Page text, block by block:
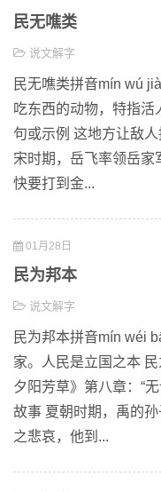
民无噍类
说文解字
民无噍类拼音mín wú
吃东西的动物，特指
句或示例 这地方让敌
宋时期，岳飞率领岳家
快要打到金...
01月28日
民为邦本
说文解字
民为邦本拼音mín wéi
家。人民是立国之本
夕阳芳草》第八章：“
故事 夏朝时期，禹的
之悲哀，他到...